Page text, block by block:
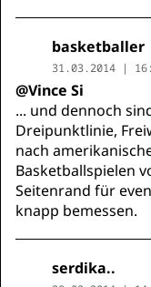
basketballer
31.03.2014 |
@Vince Si
... und dennoch
Dreipunktlinie,
nach
Basketballspielen
Seitenrand für
knapp bemessen.
serdika..